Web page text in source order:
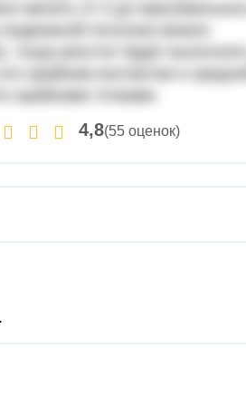
полоски) можно
крайним контактом и средней
4,8(55 оценок)